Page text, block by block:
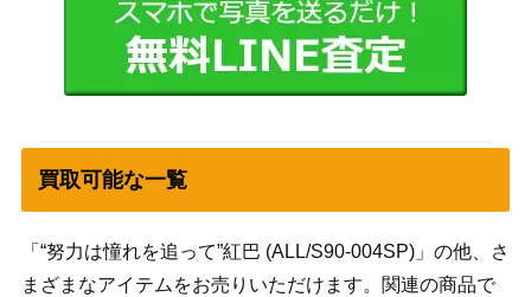
買取可能な一覧
「“努力は憧れを追って”紅巴 (ALL/S90-004SP)」の他、さ
まざまなアイテムをお売りいただけます。関連の商品で